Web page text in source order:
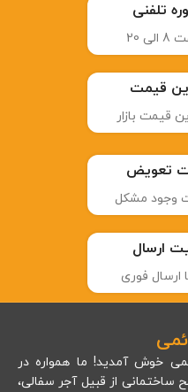
تلفنی
20
قیمت
قیمت بازار
تعویض
وجود مشکل
ارسال
ارسال فوری
خوش آمدید! ما همواره در
از قبیل آجر سفالی،